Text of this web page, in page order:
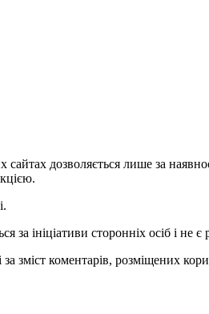
дозволяється лише за
за ініціативи сторонніх осіб і не
зміст коментарів, розміщених